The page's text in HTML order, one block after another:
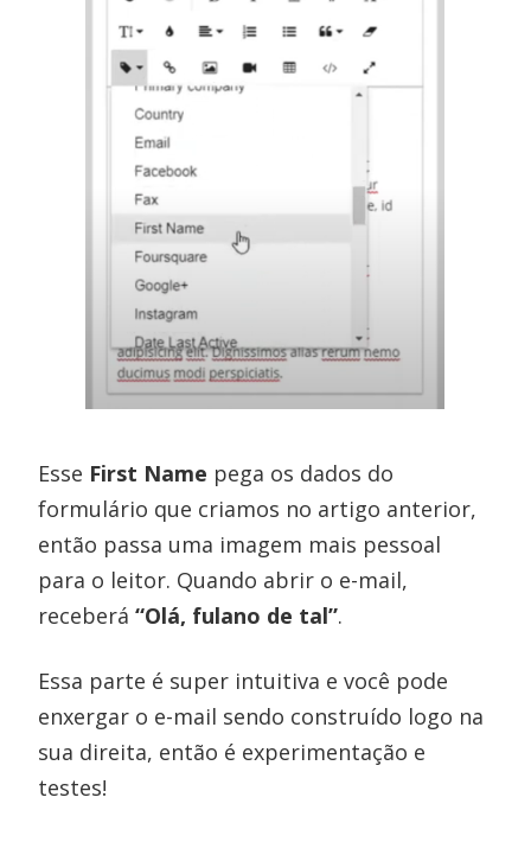
Esse First Name pega os dados do
formulário que criamos no artigo anterior,
então passa uma imagem mais pessoal
para o leitor. Quando abrir o e-mail,
receberá“Olá, fulano de tal”.
Essa parte é super intuitiva e você pode
enxergar o e-mail sendo construído logo na
sua direita, então é experimentação e
testes!